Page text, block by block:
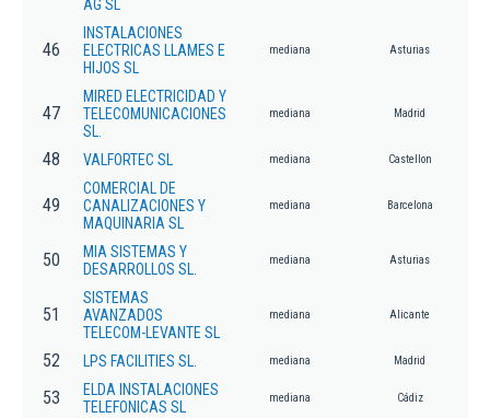
AG SL
46
INSTALACIONES
ELECTRICAS LLAMES E
HIJOS SL
mediana Asturias
47
MIRED ELECTRICIDAD Y
TELECOMUNICACIONES
SL.
mediana Madrid
48 VALFORTEC SL mediana Castellon
49
COMERCIAL DE
CANALIZACIONES Y
MAQUINARIA SL
mediana Barcelona
50
MIA SISTEMAS Y
DESARROLLOS SL.
mediana Asturias
51
SISTEMAS
AVANZADOS
TELECOM-LEVANTE SL
mediana Alicante
52 LPS FACILITIES SL. mediana Madrid
53
ELDA INSTALACIONES
TELEFONICAS SL
mediana Cádiz